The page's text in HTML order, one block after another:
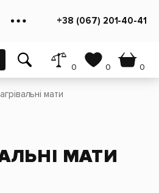
+38 (067) 201-40-41
0 0 0
мати
МАТИ